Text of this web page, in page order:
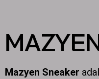
Mazyen Sneaker